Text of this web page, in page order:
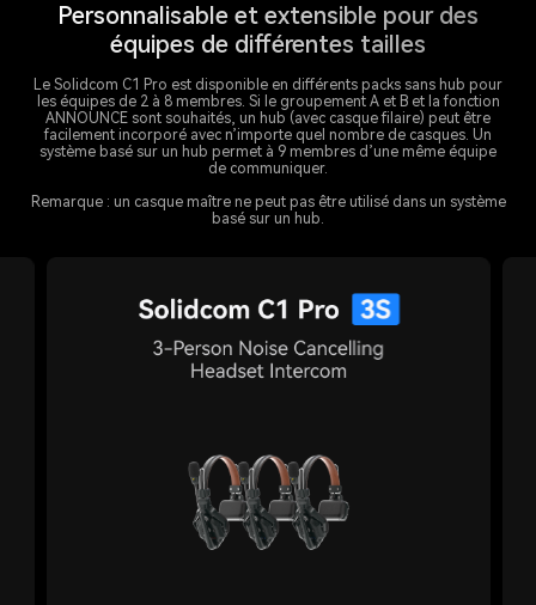
Personnalisable et extensible pour des
équipes de différentes tailles
Le Solidcom C1 Pro est disponible en différents packs sans hub pour
les équipes de 2 à 8 membres. Si le groupement A et B et la fonction
ANNOUNCE sont souhaités, un hub (avec casque filaire) peut être
facilement incorporé avec n’importe quel nombre de casques. Un
système basé sur un hub permet à 9 membres d’une même équipe
de communiquer.
Remarque : un casque maître ne peut pas être utilisé dans un système
basé sur un hub.